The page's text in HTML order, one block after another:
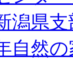
潟県支
自然の